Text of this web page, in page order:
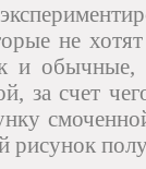
не хотят
и обычные,
за счет
рисунок